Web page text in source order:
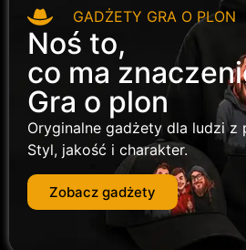
GADŻETY GRA O PLON
Noś to,
co ma
Gra o plon
Oryginalne gadżety dla ludzi z
Styl, jakość i charakter.
Zobacz gadżety